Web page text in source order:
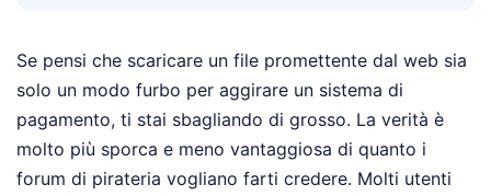
Se pensi che scaricare un file promettente dal web sia
solo un modo furbo per aggirare un sistema di
pagamento, ti stai sbagliando di grosso. La verità è
molto più sporca e meno vantaggiosa di quanto i
forum di pirateria vogliano farti credere. Molti utenti